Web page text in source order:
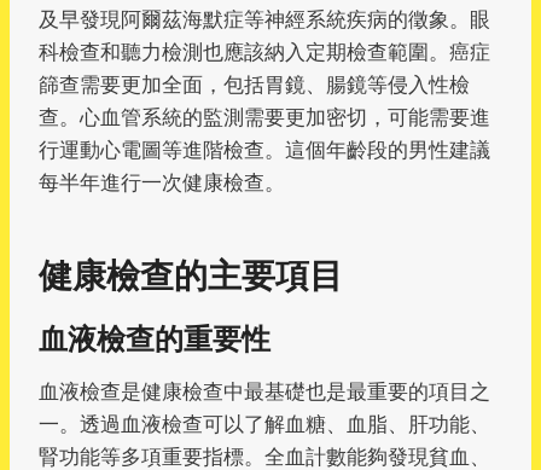
及早發現阿爾茲海默症等神經系統疾病的徵象。眼
科檢查和聽力檢測也應該納入定期檢查範圍。癌症
篩查需要更加全面，包括胃鏡、腸鏡等侵入性檢
查。心血管系統的監測需要更加密切，可能需要進
行運動心電圖等進階檢查。這個年齡段的男性建議
每半年進行一次健康檢查。
健康檢查的主要項目
血液檢查的重要性
血液檢查是健康檢查中最基礎也是最重要的項目之
一。透過血液檢查可以了解血糖、血脂、肝功能、
腎功能等多項重要指標。全血計數能夠發現貧血、